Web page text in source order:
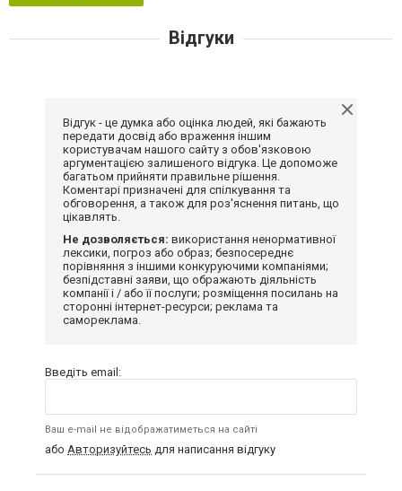
Відгуки
Відгук - це думка або оцінка людей, які бажають
передати досвід або враження іншим
користувачам нашого сайту з обов'язковою
аргументацією залишеного відгука. Це допоможе
багатьом прийняти правильне рішення.
Коментарі призначені для спілкування та
обговорення, а також для роз'яснення питань, що
цікавлять.
Не дозволяється: використання ненормативної
лексики, погроз або образ; безпосереднє
порівняння з іншими конкуруючими компаніями;
безпідставні заяви, що ображають діяльність
компанії і / або її послуги; розміщення посилань на
сторонні інтернет-ресурси; реклама та
самореклама.
Введіть email:
Ваш e-mail не відображатиметься на сайті
або Авторизуйтесь для написання відгуку